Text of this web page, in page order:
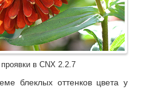
проявки в CNX 2.2.7
блеклых оттенков цвета у